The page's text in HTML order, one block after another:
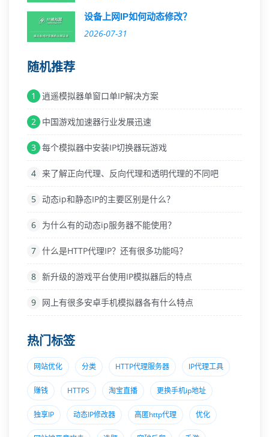
设备上网IP如何动态修改？
2026-07-31
随机推荐
1 逍遥模拟器单窗口单IP解决方案
2 中国游戏加速器行业发展迅速
3 每个模拟器中安装IP切换器玩游戏
4 来了解正向代理、反向代理和透明代理的不同吧
5 动态ip和静态IP的主要区别是什么？
6 为什么有的动态ip服务器不能使用？
7 什么是HTTP代理IP？还有很多功能吗？
8 新升级的游戏平台使用IP模拟器后的特点
9 网上有很多安卓手机模拟器各有什么特点
热门标签
网站优化 分类 HTTP代理服务器 lP代理工具
赚钱 HTTPS 淘宝直播 更换手机ip地址
独享IP 动态IP修改器 高匿http代理 优化